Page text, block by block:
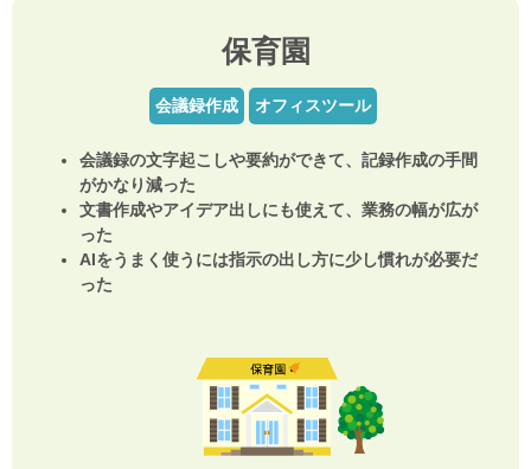
保育園
会議録作成 オフィスツール
会議録の文字起こしや要約ができて、記録作成の手間
がかなり減った
文書作成やアイデア出しにも使えて、業務の幅が広が
った
AIをうまく使うには指示の出し方に少し慣れが必要だ
った